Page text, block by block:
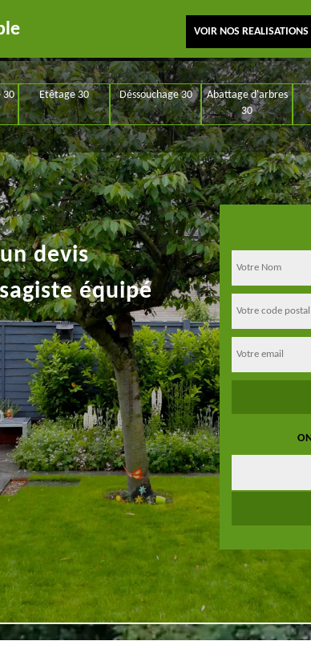
VOIR NOS REALISATIONS
30 Etêtage 30 Déssouchage 30
Abattage d'arbres
30
devis
équipé